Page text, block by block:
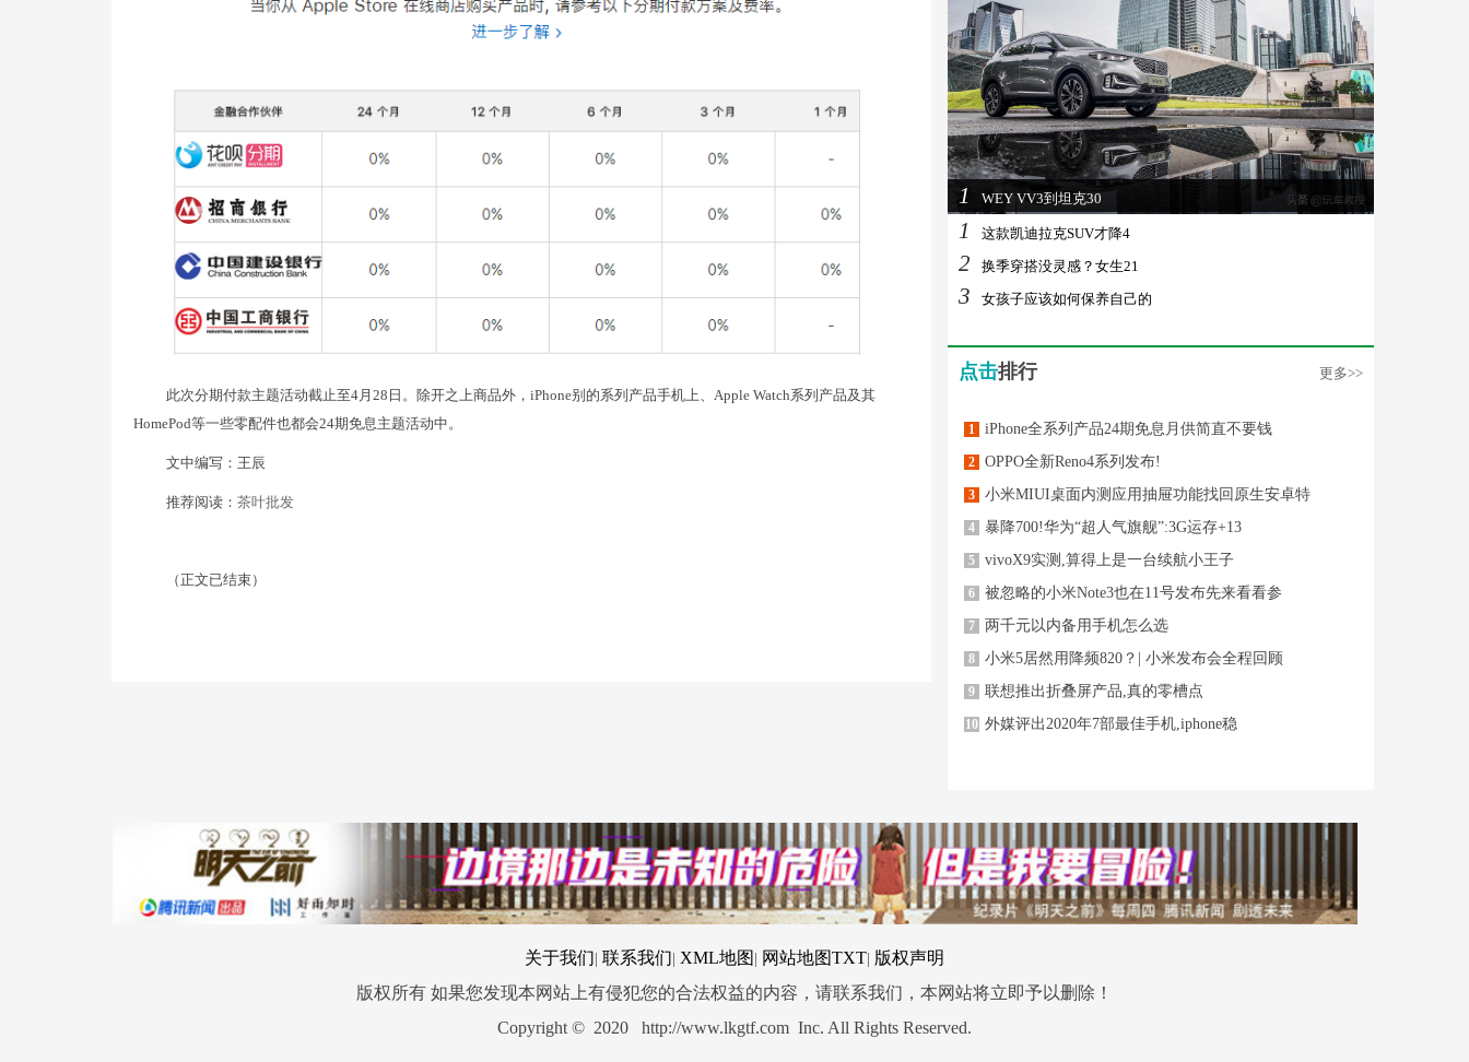
此次分期付款主题活动截止至4月28日。除开之上商品外，iPhone别的系列产品手机上、Apple Watch系列产品及其
HomePod等一些零配件也都会24期免息主题活动中。
文中编写：王辰
推荐阅读： 茶叶批发
（正文已结束）
1 WEY VV3到坦克30
1 这款凯迪拉克SUV才降4
2 换季穿搭没灵感？女生21
3 女孩子应该如何保养自己的
点击排行 更多>>
1 iPhone全系列产品24期免息月供简直不要钱
2 OPPO全新Reno4系列发布!
3 小米MIUI桌面内测应用抽屉功能找回原生安卓特
4 暴降700!华为“超人气旗舰”:3G运存+13
5 vivoX9实测,算得上是一台续航小王子
6 被忽略的小米Note3也在11号发布先来看看参
7 两千元以内备用手机怎么选
8 小米5居然用降频820？| 小米发布会全程回顾
9 联想推出折叠屏产品,真的零槽点
10 外媒评出2020年7部最佳手机,iphone稳
关于我们 联系我们 XML地图 网站地图TXT 版权声明
版权所有 如果您发现本网站上有侵犯您的合法权益的内容，请联系我们，本网站将立即予以删除！
Copyright © 2020 http://www.lkgtf.com Inc. All Rights Reserved.